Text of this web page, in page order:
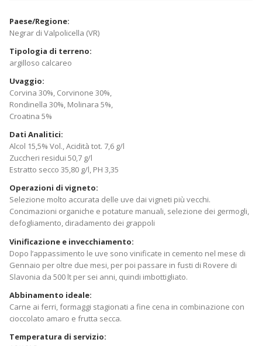
Paese/Regione:
Negrar di Valpolicella (VR)
Tipologia di terreno:
argilloso calcareo
Uvaggio:
Corvina 30%, Corvinone 30%,
Rondinella 30%, Molinara 5%,
Croatina 5%
Dati Analitici:
Alcol 15,5% Vol., Acidità tot. 7,6 g/l
Zuccheri residui 50,7 g/l
Estratto secco 35,80 g/l, PH 3,35
Operazioni di vigneto:
Selezione molto accurata delle uve dai vigneti più vecchi.
Concimazioni organiche e potature manuali, selezione dei germogli,
defogliamento, diradamento dei grappoli
Vinificazione e invecchiamento:
Dopo l’appassimento le uve sono vinificate in cemento nel mese di
Gennaio per oltre due mesi, per poi passare in fusti di Rovere di
Slavonia da 500 lt per sei anni, quindi imbottigliato.
Abbinamento ideale:
Carne ai ferri, formaggi stagionati a fine cena in combinazione con
cioccolato amaro e frutta secca.
Temperatura di servizio: